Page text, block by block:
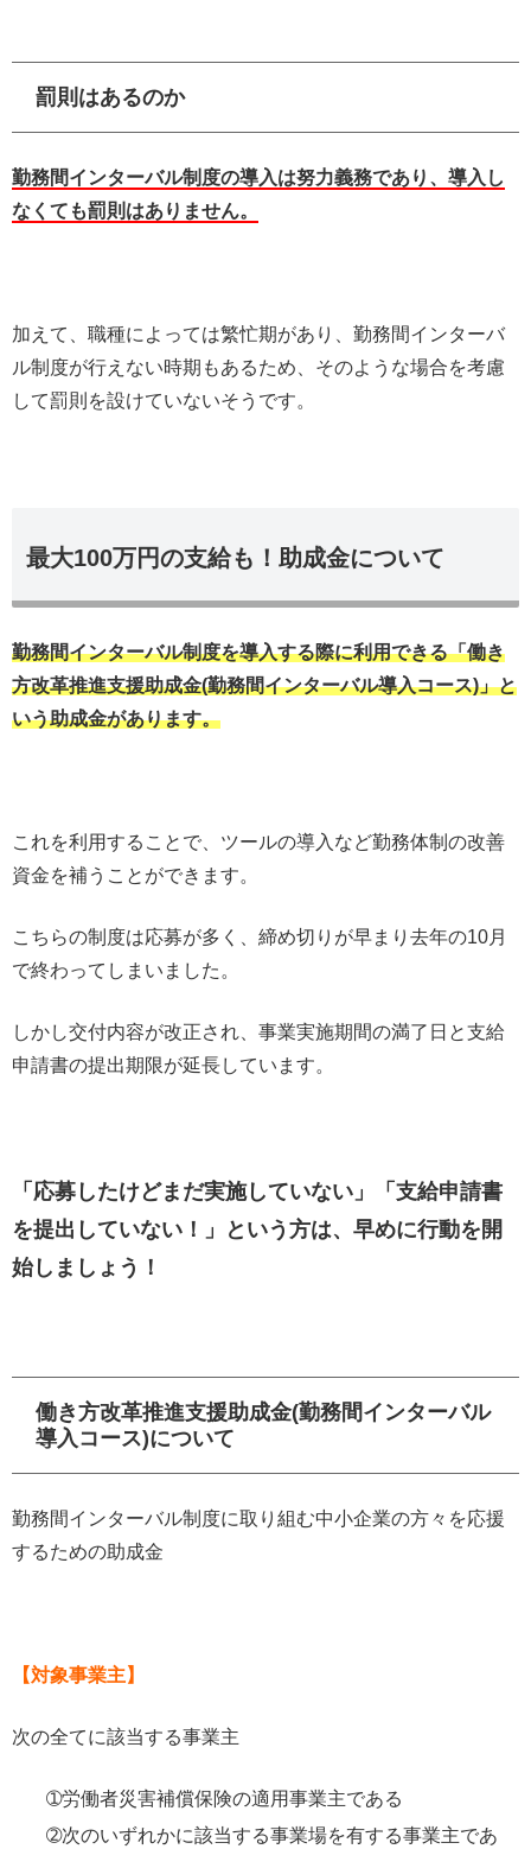
罰則はあるのか
勤務間インターバル制度の導入は努力義務であり、導入し
なくても罰則はありません。
加えて、職種によっては繁忙期があり、勤務間インターバ
ル制度が行えない時期もあるため、そのような場合を考慮
して罰則を設けていないそうです。
最大100万円の支給も！助成金について
勤務間インターバル制度を導入する際に利用できる「働き
方改革推進支援助成金(勤務間インターバル導入コース)」と
いう助成金があります。
これを利用することで、ツールの導入など勤務体制の改善
資金を補うことができます。
こちらの制度は応募が多く、締め切りが早まり去年の10月
で終わってしまいました。
しかし交付内容が改正され、事業実施期間の満了日と支給
申請書の提出期限が延長しています。
「応募したけどまだ実施していない」「支給申請書
を提出していない！」という方は、早めに行動を開
始しましょう！
働き方改革推進支援助成金(勤務間インターバル
導入コース)について
勤務間インターバル制度に取り組む中小企業の方々を応援
するための助成金
【対象事業主】
次の全てに該当する事業主
➀労働者災害補償保険の適用事業主である
➁次のいずれかに該当する事業場を有する事業主であ